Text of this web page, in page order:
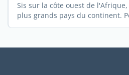
Sis sur la côte ouest de
plus grands pays du continent.